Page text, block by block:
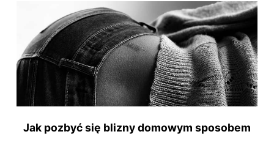
Jak pozbyć się blizny domowym sposobem